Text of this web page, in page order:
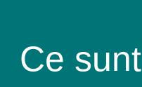
Ce sunt